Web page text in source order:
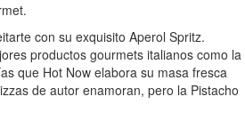
con su exquisito Aperol Spritz.
productos gourmets italianos como la
que Hot Now elabora su masa fresca
de autor enamoran, pero la Pistacho